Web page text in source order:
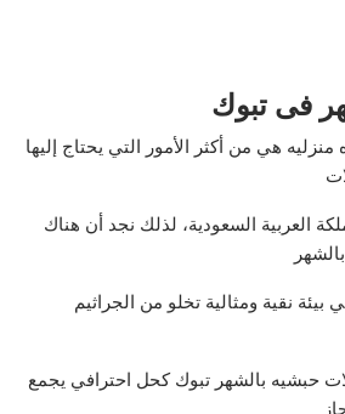
فى تبوك
هي من أكثر الأمور التي يحتاج إليها
العربية السعودية، لذلك نجد أن هناك
نقية ومثالية تخلو من الجراثيم
حبشيه بالشهر تبوك كحل احترافي يجمع